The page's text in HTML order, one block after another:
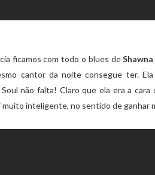
ficamos com todo o blues deShawna
cantor da noite consegue ter.
Soul não falta! Claro que ela era a
muito inteligente, no sentido de ganhar